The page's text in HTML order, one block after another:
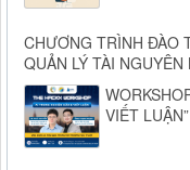
CHƯƠNG TRÌNH ĐÀO
QUẢN LÝ TÀI
VIẾT LUẬN”